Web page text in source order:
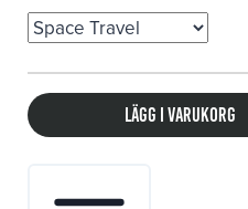
Lägg i varukorg